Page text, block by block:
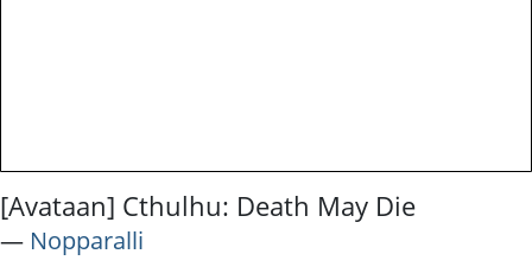
[Avataan] Cthulhu: Death May Die
― Nopparalli